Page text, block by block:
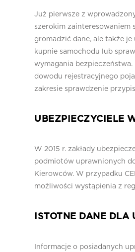
Już pierwsze z
szerokim zainteresowaniem
gromadzić dane, ale także
kupnie samochodu lub
wymagania bezpieczeństwa.
dowodu rejestracyjnego
zakresie sprawdzenie
UBEZPIECZYCIELE
W 2015 r. zakłady
podmiotów uprawnionych
Kierowców. W przypadku
możliwości wystąpienia z
ISTOTNE DANE
Informacje o posiadanych